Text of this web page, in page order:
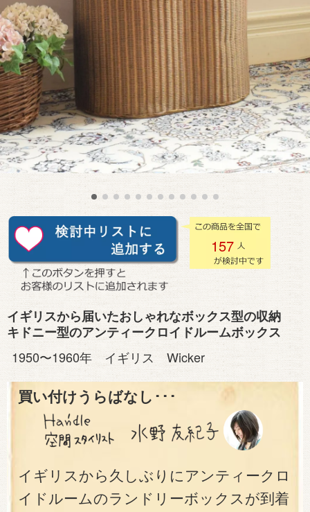
157
イギリスから届いたおしゃれなボックス型の収納
キドニー型のアンティークロイドルームボックス
1950〜1960年 イギリス Wicker
買い付けうらばなし･･･
イギリスから久しぶりにアンティークロ
イドルームのランドリーボックスが到着